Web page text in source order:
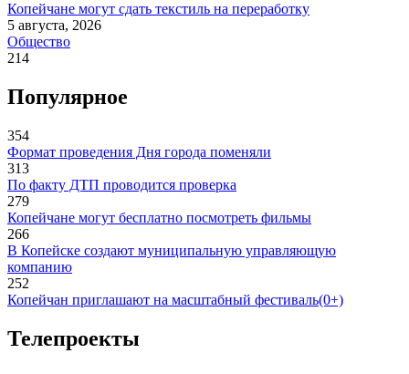
Копейчане могут сдать текстиль на переработку
5 августа, 2026
Общество
214
Популярное
354
Формат проведения Дня города поменяли
313
По факту ДТП проводится проверка
279
Копейчане могут бесплатно посмотреть фильмы
266
В Копейске создают муниципальную управляющую
компанию
252
Копейчан приглашают на масштабный фестиваль(0+)
Телепроекты